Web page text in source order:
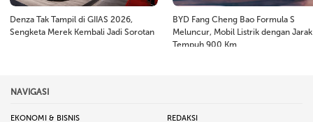
Denza Tak Tampil di GIIAS 2026,
Sengketa Merek Kembali Jadi Sorotan
BYD Fang Cheng Bao Formula S
Meluncur, Mobil Listrik dengan Jarak
Tempuh 900 Km
NAVIGASI
EKONOMI & BISNIS REDAKSI